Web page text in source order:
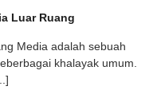
Luar Ruang
Media adalah sebuah
khalayak umum.